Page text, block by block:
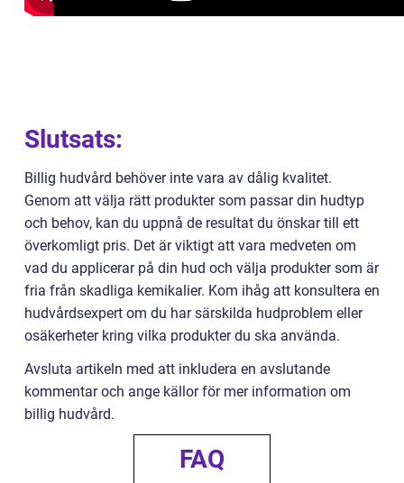
Slutsats:
Billig hudvård behöver inte vara av dålig kvalitet.
Genom att välja rätt produkter som passar din hudtyp
och behov, kan du uppnå de resultat du önskar till ett
överkomligt pris. Det är viktigt att vara medveten om
vad du applicerar på din hud och välja produkter som är
fria från skadliga kemikalier. Kom ihåg att konsultera en
hudvårdsexpert om du har särskilda hudproblem eller
osäkerheter kring vilka produkter du ska använda.
Avsluta artikeln med att inkludera en avslutande
kommentar och ange källor för mer information om
billig hudvård.
FAQ